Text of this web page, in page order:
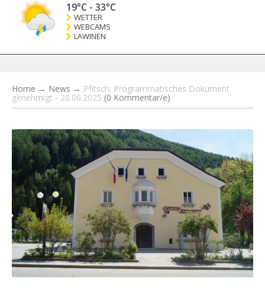
19°C - 33°C
WETTER
WEBCAMS
LAWINEN
Home → News → Pfitsch: Programmatisches Dokument
genehmigt - 20.06.2025 (0 Kommentar/e)